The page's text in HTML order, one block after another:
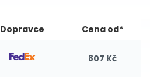
Dopravce Cena od*
807 Kč